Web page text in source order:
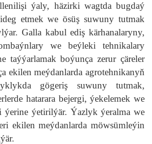
ýaly, häzirki wagtda bugdaý
etmek we ösüş suwuny tutmak
Galla kabul ediş kärhanalaryny,
we beýleki tehnikalary
taýýarlamak boýunça zerur çäreler
ekilen meýdanlarda agrotehnikanyň
gögeriş suwuny tutmak,
hatarara bejergi, ýekelemek we
ýerine ýetirilýär. Ýazlyk ýeralma we
ekilen meýdanlarda möwsümleýin